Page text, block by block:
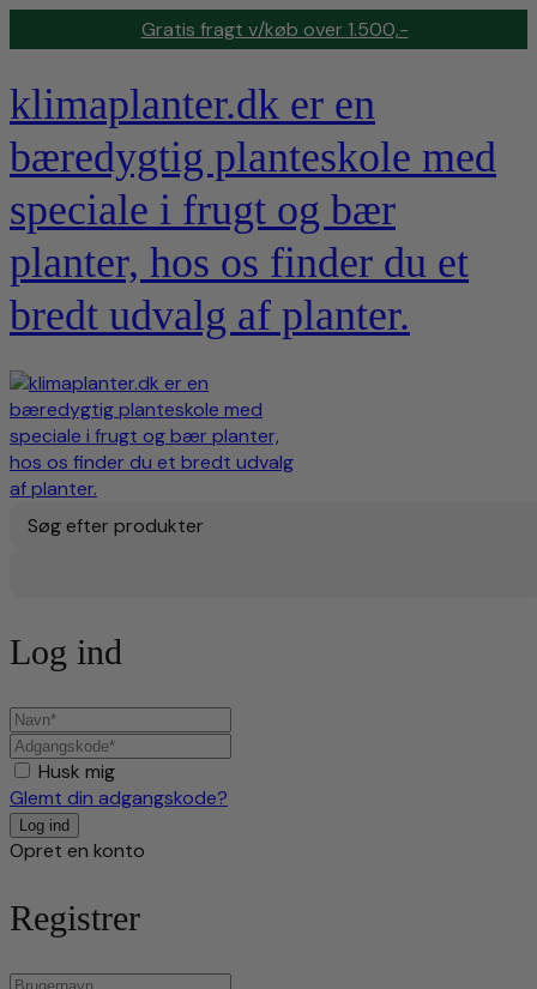
Gratis fragt v/køb over 1.500,-
klimaplanter.dk er en
bæredygtig planteskole med
speciale i frugt og bær
planter, hos os finder du et
bredt udvalg af planter.
Søg efter produkter
Log ind
Husk mig
Glemt din adgangskode?
Opret en konto
Registrer